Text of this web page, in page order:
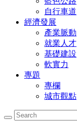
自行車道
經濟發展
產業脈動
就業人才
基礎建設
軟實力
專題
專欄
城市觀點